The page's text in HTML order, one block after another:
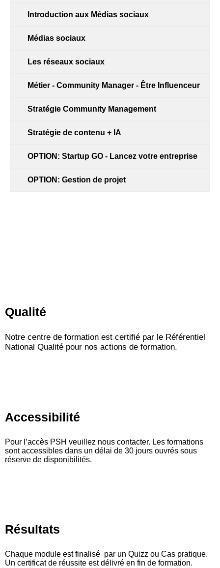
Introduction aux Médias sociaux
Médias sociaux
Les réseaux sociaux
Métier - Community Manager - Être Influenceur
Stratégie Community Management
Stratégie de contenu + IA
OPTION: Startup GO - Lancez votre entreprise
OPTION: Gestion de projet
Qualité
Notre centre de formation est certifié par le Référentiel
National Qualité pour nos actions de formation.
Accessibilité
Pour l’accès PSH veuillez nous contacter. Les formations
sont accessibles dans un délai de 30 jours ouvrés sous
réserve de disponibilités.
Résultats
Chaque module est finalisé par un Quizz ou Cas pratique.
Un certificat de réussite est délivré en fin de formation.